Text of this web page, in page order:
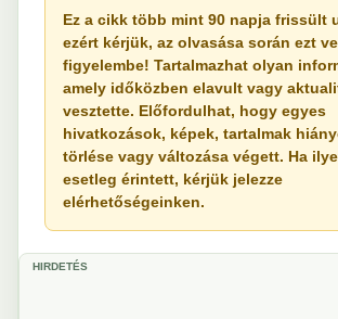
Ez a cikk több mint 90 napja frissült
ezért kérjük, az olvasása során ezt
figyelembe! Tartalmazhat olyan
amely időközben elavult vagy
vesztette. Előfordulhat, hogy egyes
hivatkozások, képek, tartalmak
törlése vagy változása végett. Ha
esetleg érintett, kérjük jelezze
elérhetőségeinken.
HIRDETÉS